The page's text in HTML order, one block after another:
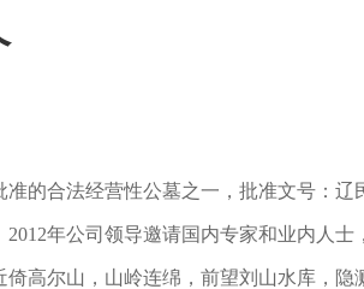
的合法经营性公墓之一，批准文号：辽
年公司领导邀请国内专家和业内人
倚高尔山，山岭连绵，前望刘山水库，隐